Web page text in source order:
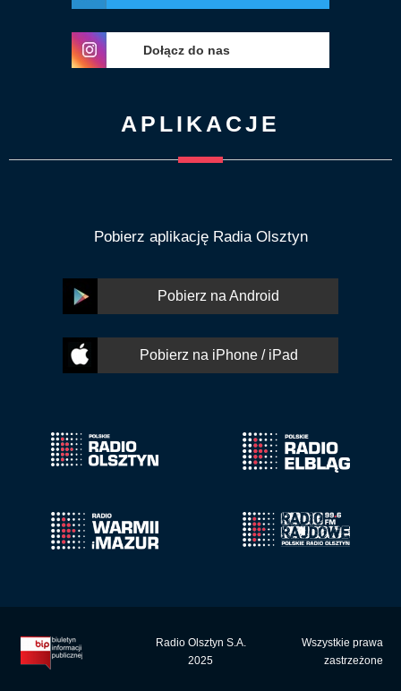
Dołącz do nas
APLIKACJE
Pobierz aplikację Radia Olsztyn
Pobierz na Android
Pobierz na iPhone / iPad
Radio Olsztyn S.A.
2025
Wszystkie prawa
zastrzeżone